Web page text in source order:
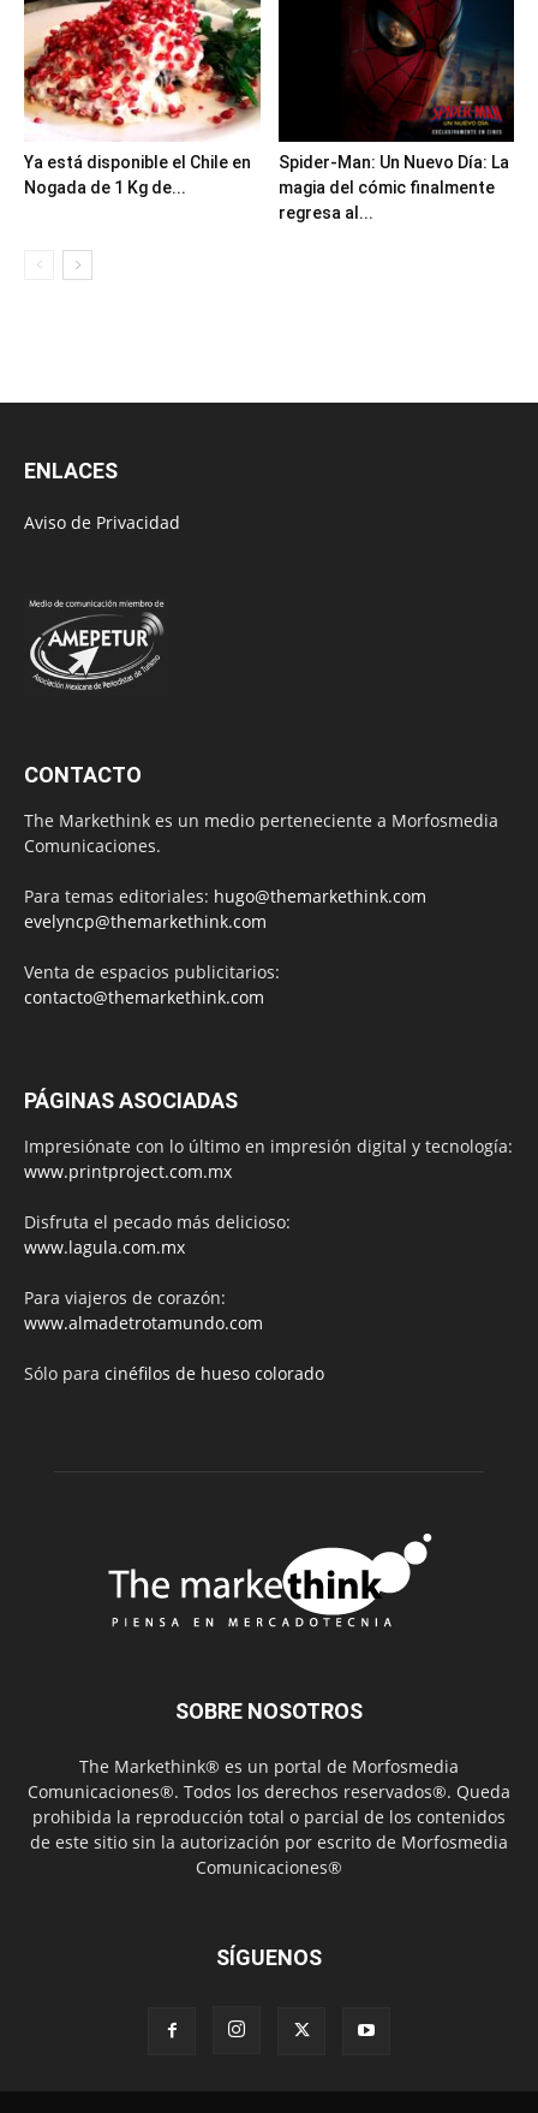
Ya está disponible el Chile en
Nogada de 1 Kg de...
Spider-Man: Un Nuevo Día: La
magia del cómic finalmente
regresa al...
ENLACES
Aviso de Privacidad
CONTACTO
The Markethink es un medio perteneciente a Morfosmedia
Comunicaciones.
Para temas editoriales: hugo@themarkethink.com
evelyncp@themarkethink.com
Venta de espacios publicitarios:
contacto@themarkethink.com
PÁGINAS ASOCIADAS
Impresiónate con lo último en impresión digital y tecnología:
www.printproject.com.mx
Disfruta el pecado más delicioso:
www.lagula.com.mx
Para viajeros de corazón:
www.almadetrotamundo.com
Sólo para cinéfilos de hueso colorado
SOBRE NOSOTROS
The Markethink® es un portal de Morfosmedia
Comunicaciones®. Todos los derechos reservados®. Queda
prohibida la reproducción total o parcial de los contenidos
de este sitio sin la autorización por escrito de Morfosmedia
Comunicaciones®
SÍGUENOS